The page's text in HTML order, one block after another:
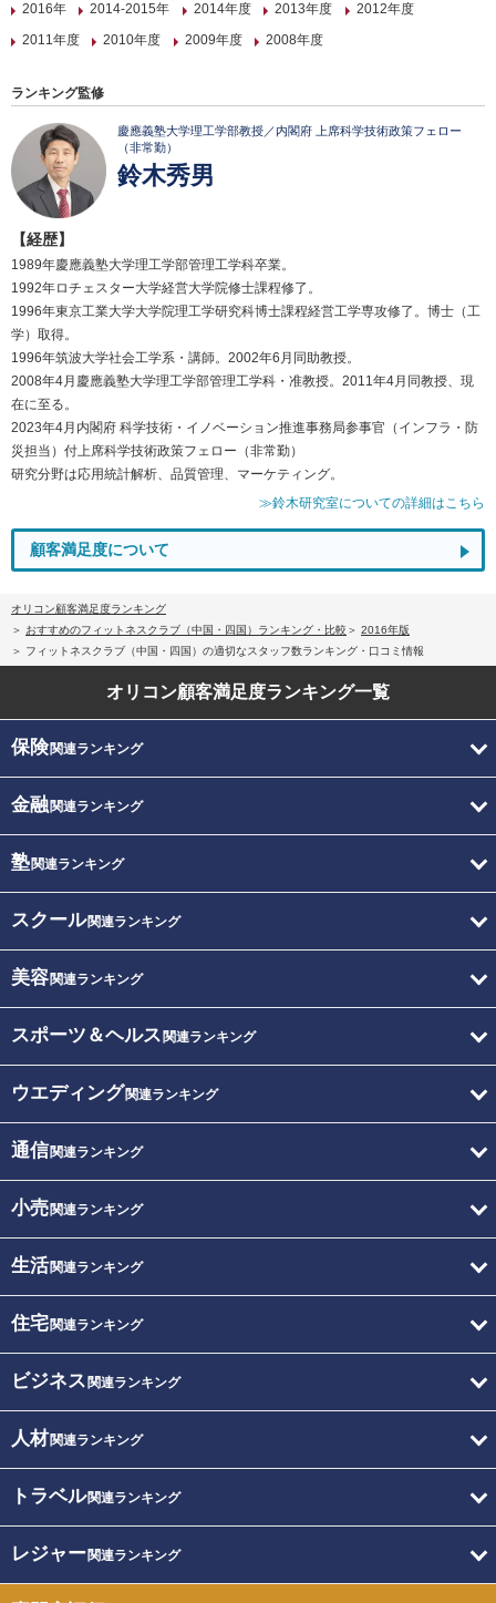
2016年
2014-2015年 2014年度 2013年度
2012年度
2011年度
2010年度 2009年度 2008年度
ランキング監修
慶應義塾大学理工学部教授／内閣府 上席科学技術政策フェロー
（非常勤）
鈴木秀男
【経歴】
1989年慶應義塾大学理工学部管理工学科卒業。
1992年ロチェスター大学経営大学院修士課程修了。
1996年東京工業大学大学院理工学研究科博士課程経営工学専攻修了。博士（工
学）取得。
1996年筑波大学社会工学系・講師。2002年6月同助教授。
2008年4月慶應義塾大学理工学部管理工学科・准教授。2011年4月同教授、現
在に至る。
2023年4月内閣府 科学技術・イノベーション推進事務局参事官（インフラ・防
災担当）付上席科学技術政策フェロー（非常勤）
研究分野は応用統計解析、品質管理、マーケティング。
≫鈴木研究室についての詳細はこちら
顧客満足度について
オリコン顧客満足度ランキング
おすすめのフィットネスクラブ（中国・四国）ランキング・比較
2016年版
フィットネスクラブ（中国・四国）の適切なスタッフ数ランキング・口コミ情報
オリコン顧客満足度ランキング一覧
保険関連ランキング
金融関連ランキング
塾関連ランキング
スクール関連ランキング
美容関連ランキング
スポーツ＆ヘルス 関連ランキング
ウエディング関連ランキング
通信関連ランキング
小売関連ランキング
生活関連ランキング
住宅関連ランキング
ビジネス 関連ランキング
人材関連ランキング
トラベル関連ランキング
レジャー関連ランキング